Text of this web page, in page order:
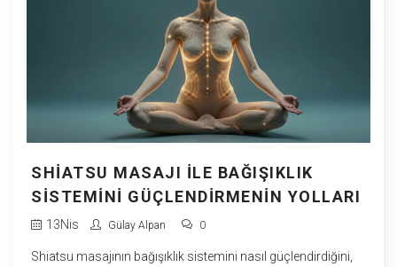
SHIATSU MASAJI ILE BAĞIŞIKLIK
SISTEMINI GÜÇLENDIRMENIN YOLLARI
13Nis Gülay Alpan 0
Shiatsu masajının bağışıklık sistemini nasıl güçlendirdiğini,